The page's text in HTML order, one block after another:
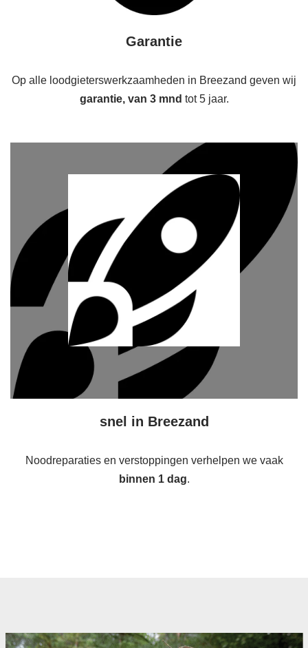
Garantie
Op alle loodgieterswerkzaamheden in Breezand geven wij
garantie, van 3 mnd tot 5 jaar.
snel in Breezand
Noodreparaties en verstoppingen verhelpen we vaak
binnen 1 dag.